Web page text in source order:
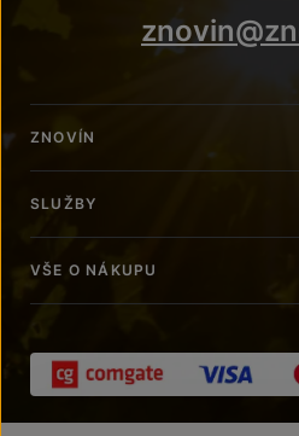
ZNOVÍN
SLUŽBY
VŠE O NÁKUPU